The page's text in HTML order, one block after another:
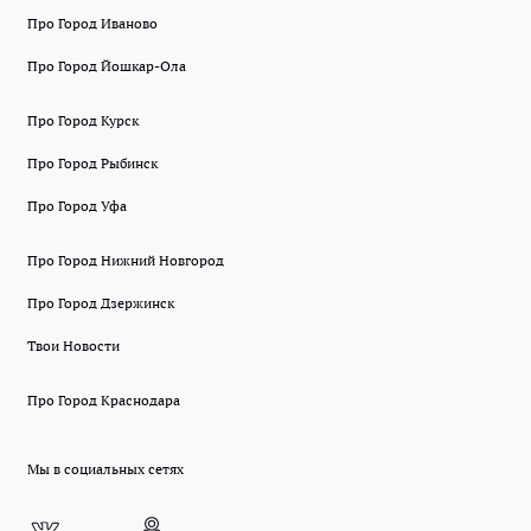
Про Город Иваново
Про Город Йошкар-Ола
Про Город Курск
Про Город Рыбинск
Про Город Уфа
Про Город Нижний Новгород
Про Город Дзержинск
Твои Новости
Про Город Краснодара
Мы в социальных сетях